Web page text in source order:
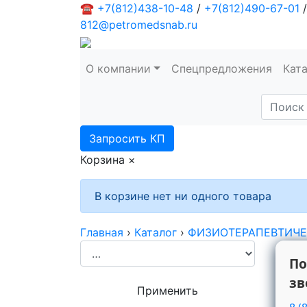
☎ +7(812)438-10-48 / +7(812)490-67-01 /
812@petromedsnab.ru
О компании Спецпредложения
Запросить КП
Корзина ×
В корзине нет ни одного товара
Главная › Каталог ›
Применить